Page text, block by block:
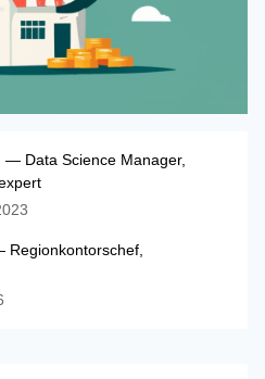
— Data Science Manager,
Regionkontorschef,